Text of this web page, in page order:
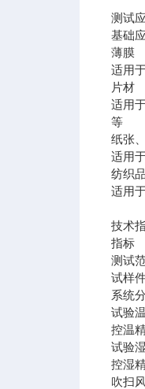
测试
基础
薄
适用
片
适用
等
纸
适用
纺织
适用
技术
指
测试
试样
系统
试验
控温
试验
控湿
吹扫